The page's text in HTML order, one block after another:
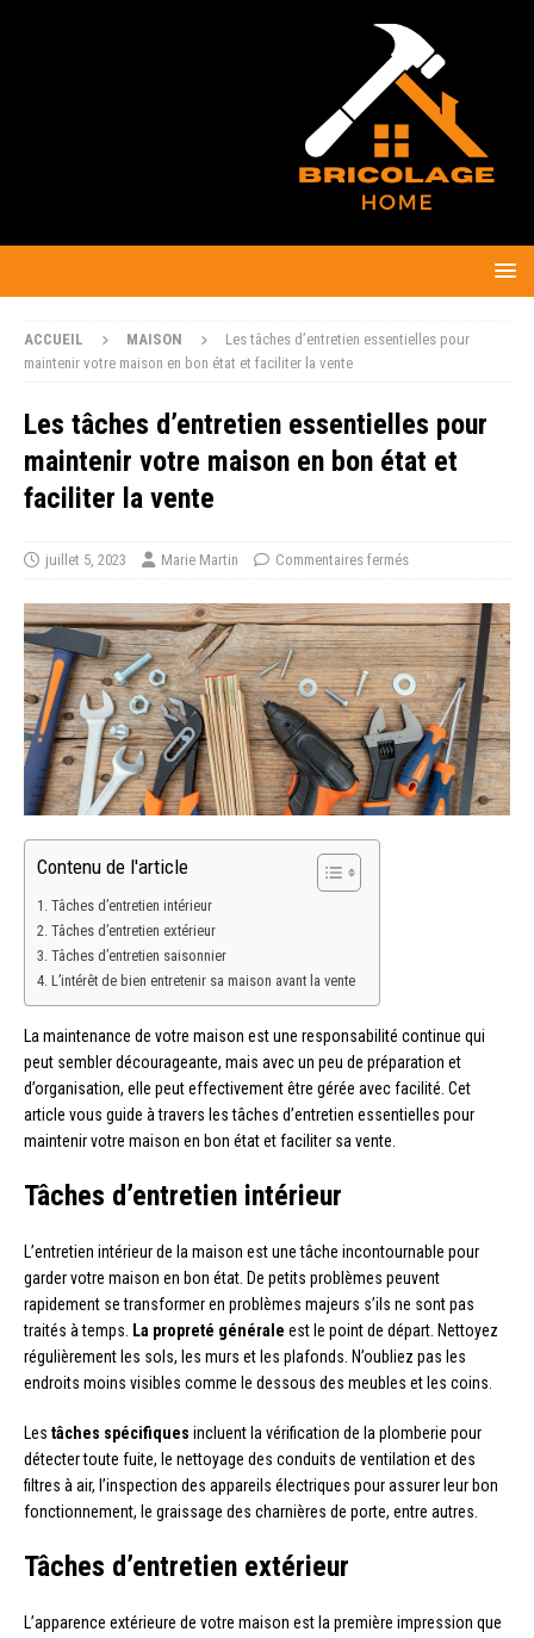
ACCUEIL MAISON
Les tâches d’entretien essentielles pour
maintenir votre maison en bon état et faciliter la vente
Les tâches d’entretien essentielles pour
maintenir votre maison en bon état et
faciliter la vente
juillet 5, 2023 Marie Martin Commentaires fermés
Contenu de l'article
Tâches d’entretien intérieur
Tâches d’entretien extérieur
Tâches d’entretien saisonnier
L’intérêt de bien entretenir sa maison avant la vente
La maintenance de votre maison est une responsabilité continue qui
peut sembler décourageante, mais avec un peu de préparation et
d’organisation, elle peut effectivement être gérée avec facilité. Cet
article vous guide à travers les tâches d’entretien essentielles pour
maintenir votre maison en bon état et faciliter sa vente.
Tâches d’entretien intérieur
L’entretien intérieur de la maison est une tâche incontournable pour
garder votre maison en bon état. De petits problèmes peuvent
rapidement se transformer en problèmes majeurs s’ils ne sont pas
traités à temps. La propreté générale est le point de départ. Nettoyez
régulièrement les sols, les murs et les plafonds. N’oubliez pas les
endroits moins visibles comme le dessous des meubles et les coins.
Les tâches spécifiques incluent la vérification de la plomberie pour
détecter toute fuite, le nettoyage des conduits de ventilation et des
filtres à air, l’inspection des appareils électriques pour assurer leur bon
fonctionnement, le graissage des charnières de porte, entre autres.
Tâches d’entretien extérieur
L’apparence extérieure de votre maison est la première impression que